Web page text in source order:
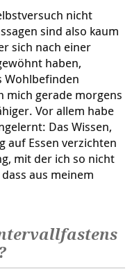
nicht
sind also kaum
sich nach einer
haben,
Wohlbefinden
mich gerade morgens
Vor allem habe
Das Wissen,
auf Essen verzichten
mit der ich so nicht
aus meinem